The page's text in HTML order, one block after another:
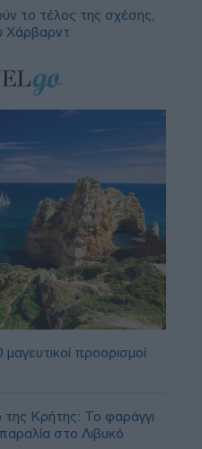
το τέλος της σχέσης,
Χάρβαρντ
προορισμοί
Κρήτης: Το φαράγγι
στο Λιβυκό